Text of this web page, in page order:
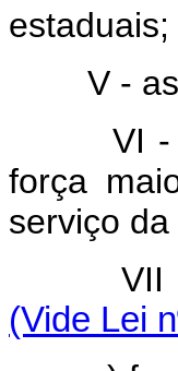
estaduais;
V -
VI -
força
serviço
VII
(Vide Lei